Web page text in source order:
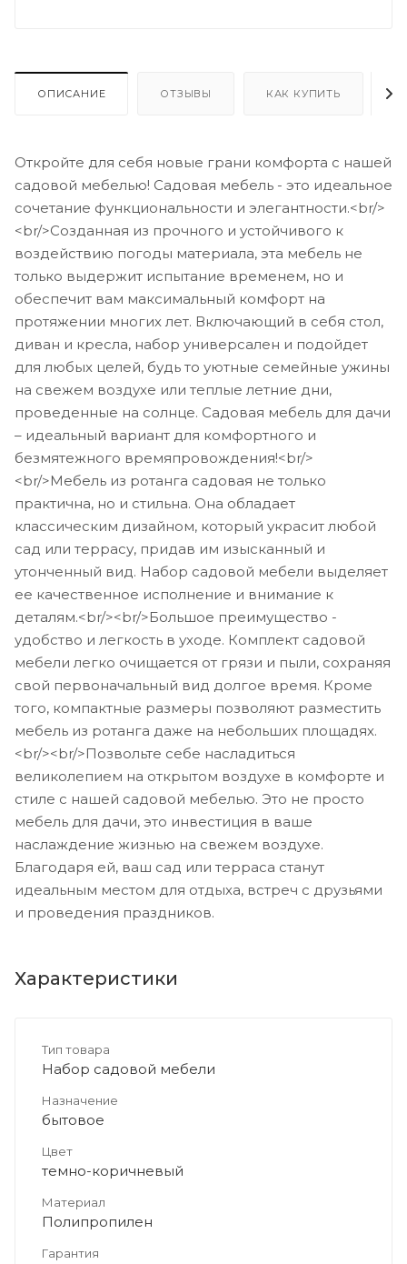
ОПИСАНИЕ ОТЗЫВЫ КАК КУПИТЬ
Откройте для себя новые грани комфорта с нашей
садовой мебелью! Садовая мебель - это идеальное
сочетание функциональности и элегантности.<br/>
<br/>Созданная из прочного и устойчивого к
воздействию погоды материала, эта мебель не
только выдержит испытание временем, но и
обеспечит вам максимальный комфорт на
протяжении многих лет. Включающий в себя стол,
диван и кресла, набор универсален и подойдет
для любых целей, будь то уютные семейные ужины
на свежем воздухе или теплые летние дни,
проведенные на солнце. Садовая мебель для дачи
– идеальный вариант для комфортного и
безмятежного времяпровождения!<br/>
<br/>Мебель из ротанга садовая не только
практична, но и стильна. Она обладает
классическим дизайном, который украсит любой
сад или террасу, придав им изысканный и
утонченный вид. Набор садовой мебели выделяет
ее качественное исполнение и внимание к
деталям.<br/><br/>Большое преимущество -
удобство и легкость в уходе. Комплект садовой
мебели легко очищается от грязи и пыли, сохраняя
свой первоначальный вид долгое время. Кроме
того, компактные размеры позволяют разместить
мебель из ротанга даже на небольших площадях.
<br/><br/>Позвольте себе насладиться
великолепием на открытом воздухе в комфорте и
стиле с нашей садовой мебелью. Это не просто
мебель для дачи, это инвестиция в ваше
наслаждение жизнью на свежем воздухе.
Благодаря ей, ваш сад или терраса станут
идеальным местом для отдыха, встреч с друзьями
и проведения праздников.
Характеристики
Тип товара
Набор садовой мебели
Назначение
бытовое
Цвет
темно-коричневый
Материал
Полипропилен
Гарантия